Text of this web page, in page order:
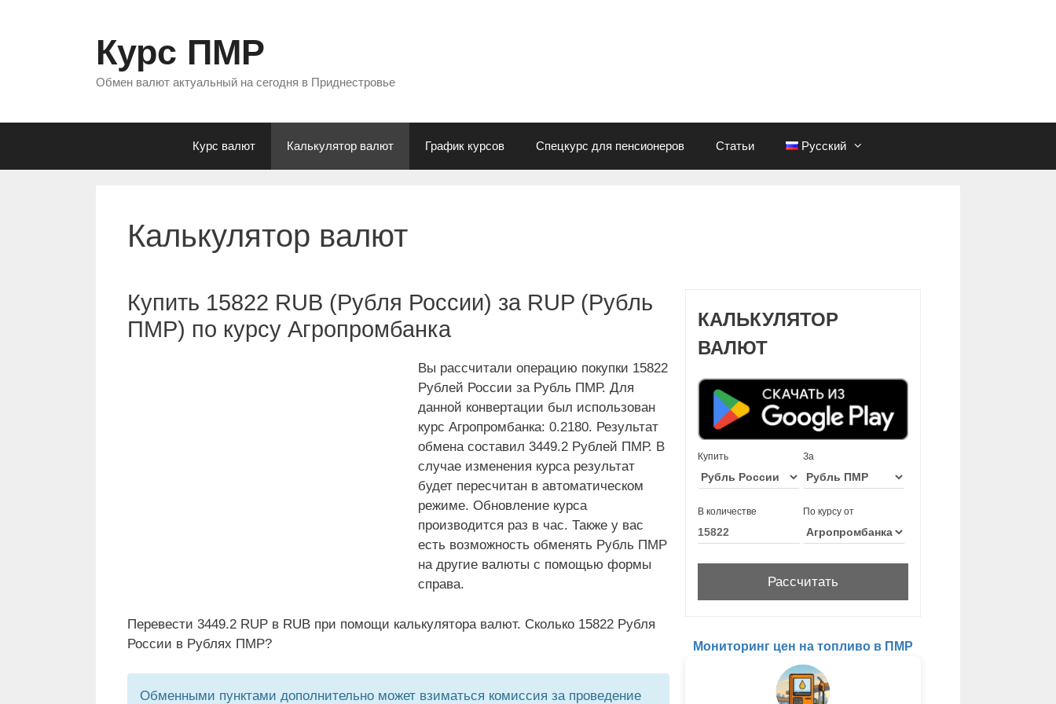
Курс ПМР
Обмен валют актуальный на сегодня в Приднестровье
Курс валют Калькулятор валют График курсов Спецкурс для пенсионеров Статьи Русский
Калькулятор валют
Купить 15822 RUB (Рубля России) за RUP (Рубль
ПМР) по курсу Агропромбанка
Вы рассчитали операцию покупки 15822
Рублей России за Рубль ПМР. Для
данной конвертации был использован
курс Агропромбанка: 0.2180. Результат
обмена составил 3449.2 Рублей ПМР. В
случае изменения курса результат
будет пересчитан в автоматическом
режиме. Обновление курса
производится раз в час. Также у вас
есть возможность обменять Рубль ПМР
на другие валюты с помощью формы
справа.
Перевести 3449.2 RUP в RUB при помощи калькулятора валют. Сколько 15822 Рубля
России в Рублях ПМР?
Обменными пунктами дополнительно может взиматься комиссия за проведение
КАЛЬКУЛЯТОР
ВАЛЮТ
Купить За
В количестве По курсу от
Мониторинг цен на топливо в ПМР